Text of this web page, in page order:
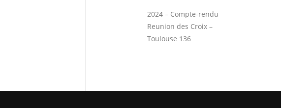
2024 – Compte-rendu
Reunion des Croix –
Toulouse 136